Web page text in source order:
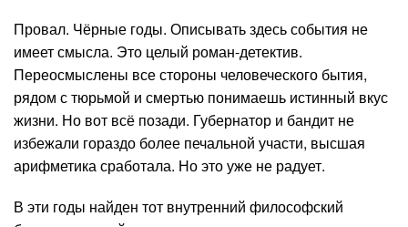
Провал. Чёрные годы. Описывать здесь события не
имеет смысла. Это целый роман-детектив.
Переосмыслены все стороны человеческого бытия,
рядом с тюрьмой и смертью понимаешь истинный вкус
жизни. Но вот всё позади. Губернатор и бандит не
избежали гораздо более печальной участи, высшая
арифметика сработала. Но это уже не радует.
В эти годы найден тот внутренний философский